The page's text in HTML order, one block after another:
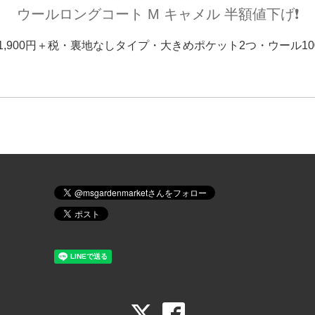
ウールロングコート M キャメル 半額値下げ❗️
円＋税・裏地なしタイプ・大きめポケット2つ・ウール